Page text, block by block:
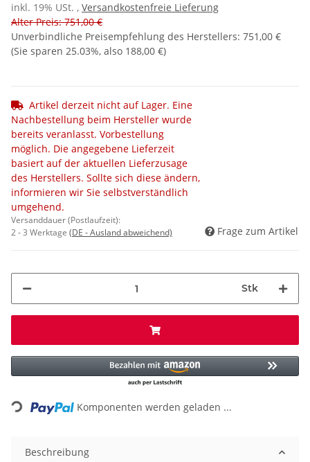
inkl. 19% USt. , Versandkostenfreie Lieferung
Alter Preis: 751,00 €
Unverbindliche Preisempfehlung des Herstellers: 751,00 €
(Sie sparen 25.03%, also 188,00 €)
Artikel derzeit nicht auf Lager. Eine
Nachbestellung beim Hersteller wurde
bereits veranlasst. Vorbestellung
möglich. Die angegebene Lieferzeit
basiert auf der aktuellen Lieferzusage
des Herstellers. Sollte sich diese ändern,
informieren wir Sie selbstverständlich
umgehend.
Versanddauer (Postlaufzeit):
2 - 3 Werktage (DE - Ausland abweichend) Frage zum Artikel
Stk
Loading... Komponenten werden geladen ...
Beschreibung